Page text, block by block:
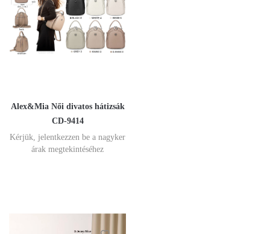
Alex&Mia Női divatos hátizsák
CD-9414
Kérjük, jelentkezzen be a nagyker
árak megtekintéséhez